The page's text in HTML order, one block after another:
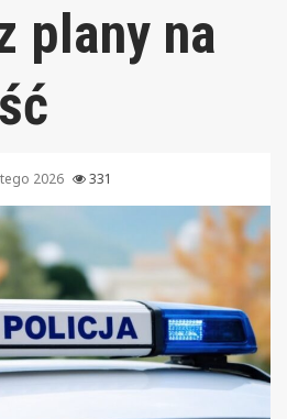
plany na
2026 331